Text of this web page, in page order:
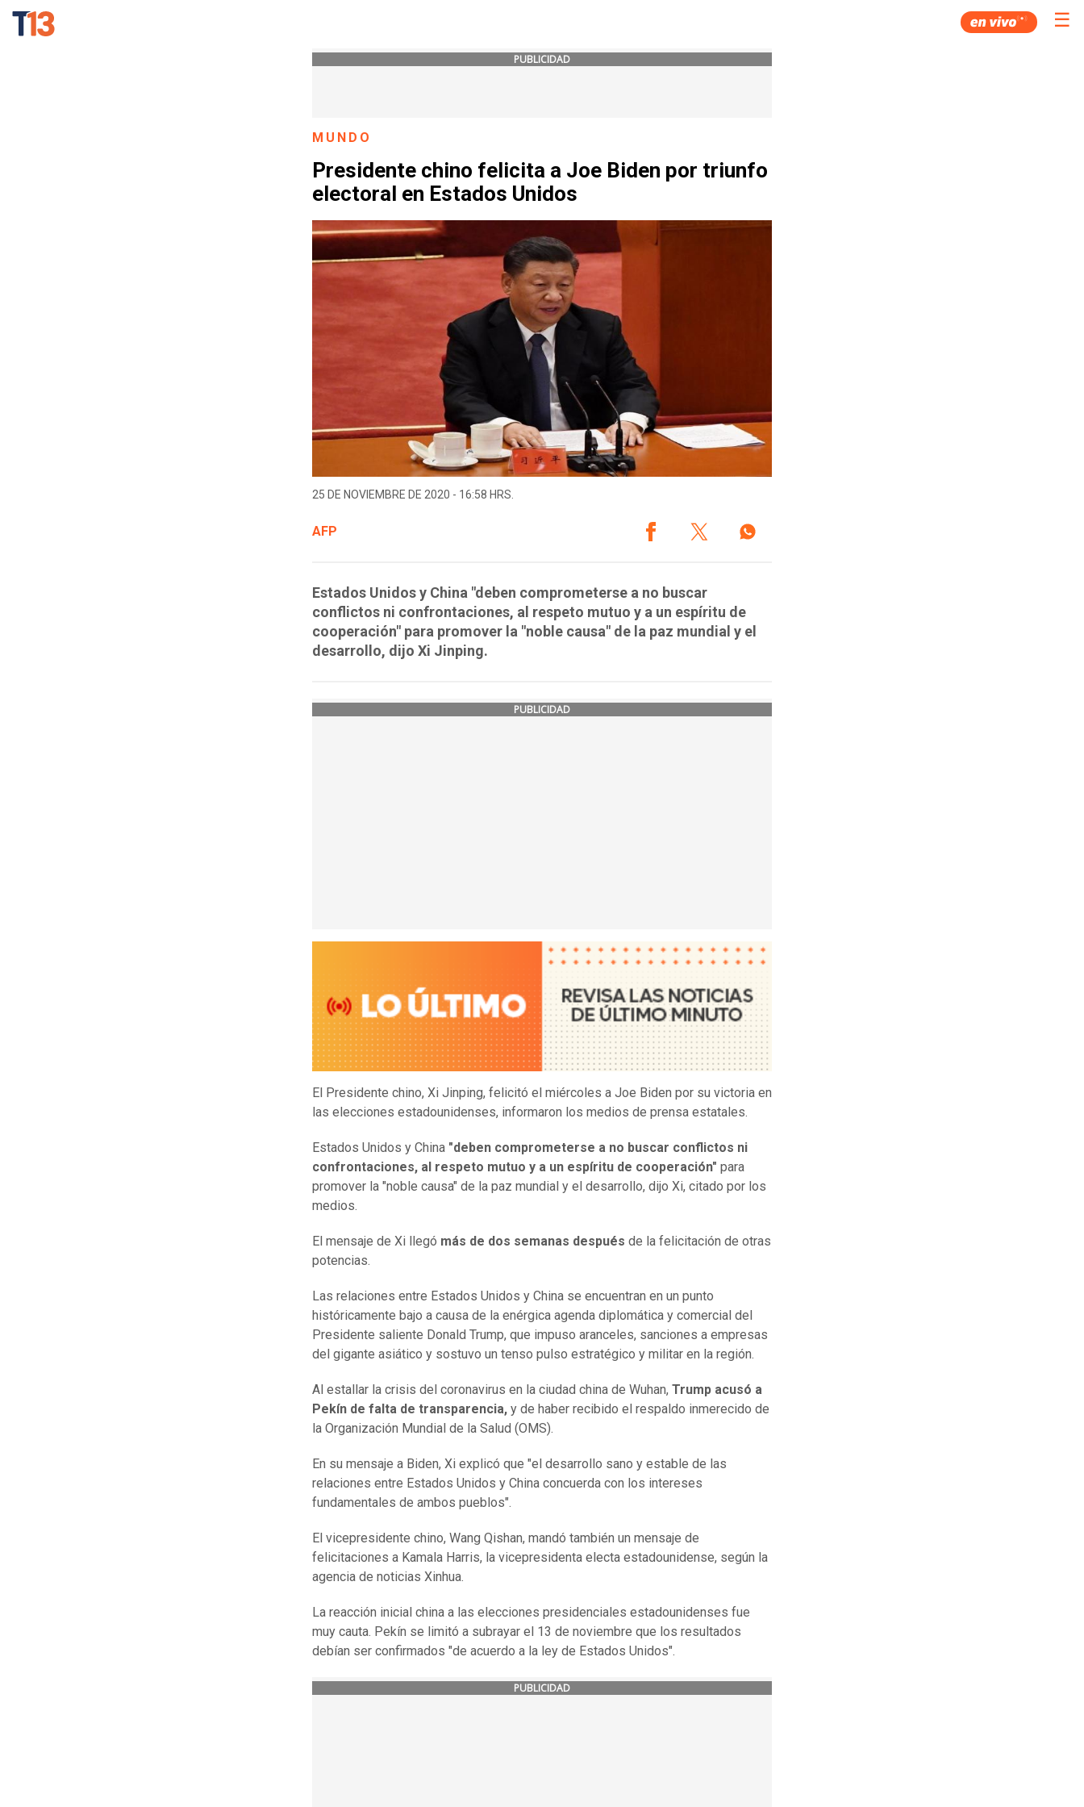
☰
PUBLICIDAD
MUNDO
Presidente chino felicita a Joe Biden por triunfo
electoral en Estados Unidos
25 DE NOVIEMBRE DE 2020 - 16:58 HRS.
AFP
Estados Unidos y China "deben comprometerse a no buscar
conflictos ni confrontaciones, al respeto mutuo y a un espíritu de
cooperación" para promover la "noble causa" de la paz mundial y el
desarrollo, dijo Xi Jinping.
PUBLICIDAD
El Presidente chino, Xi Jinping, felicitó el miércoles a Joe Biden por su victoria en
las elecciones estadounidenses, informaron los medios de prensa estatales.
Estados Unidos y China "deben comprometerse a no buscar conflictos ni
confrontaciones, al respeto mutuo y a un espíritu de cooperación" para
promover la "noble causa" de la paz mundial y el desarrollo, dijo Xi, citado por los
medios.
El mensaje de Xi llegó más de dos semanas después de la felicitación de otras
potencias.
Las relaciones entre Estados Unidos y China se encuentran en un punto
históricamente bajo a causa de la enérgica agenda diplomática y comercial del
Presidente saliente Donald Trump, que impuso aranceles, sanciones a empresas
del gigante asiático y sostuvo un tenso pulso estratégico y militar en la región.
Al estallar la crisis del coronavirus en la ciudad china de Wuhan, Trump acusó a
Pekín de falta de transparencia, y de haber recibido el respaldo inmerecido de
la Organización Mundial de la Salud (OMS).
En su mensaje a Biden, Xi explicó que "el desarrollo sano y estable de las
relaciones entre Estados Unidos y China concuerda con los intereses
fundamentales de ambos pueblos".
El vicepresidente chino, Wang Qishan, mandó también un mensaje de
felicitaciones a Kamala Harris, la vicepresidenta electa estadounidense, según la
agencia de noticias Xinhua.
La reacción inicial china a las elecciones presidenciales estadounidenses fue
muy cauta. Pekín se limitó a subrayar el 13 de noviembre que los resultados
debían ser confirmados "de acuerdo a la ley de Estados Unidos".
PUBLICIDAD